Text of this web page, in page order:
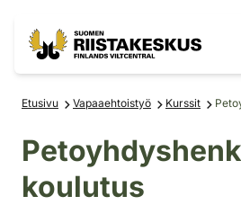
Etusivu Vapaaehtoistyö Kurssit
koulutus